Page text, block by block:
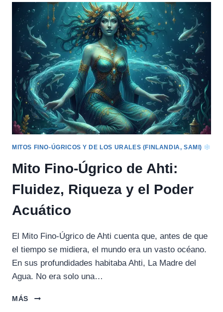
DEL
ANILLO:
COMPROMISO,
FOCO
Y
JURAMENTO
MITOS FINO-ÚGRICOS Y DE LOS URALES (FINLANDIA, SAMI)
Mito Fino-Úgrico de Ahti:
Fluidez, Riqueza y el Poder
Acuático
El Mito Fino-Úgrico de Ahti cuenta que, antes de que
el tiempo se midiera, el mundo era un vasto océano.
En sus profundidades habitaba Ahti, La Madre del
Agua. No era solo una…
MÁS
MITO